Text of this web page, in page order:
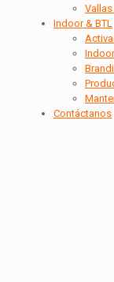
Indoor & BTL
Contáctanos